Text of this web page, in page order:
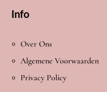
Info
Over Ons
Algemene Voorwaarden
Privacy Policy